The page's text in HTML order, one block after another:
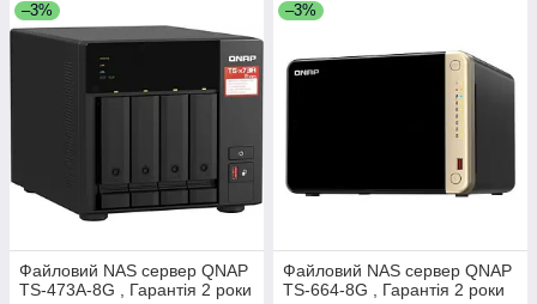
–3%
Файловий NAS сервер QNAP
TS-473A-8G , Гарантія 2 роки
–3%
Файловий NAS сервер QNAP
TS-664-8G , Гарантія 2 роки